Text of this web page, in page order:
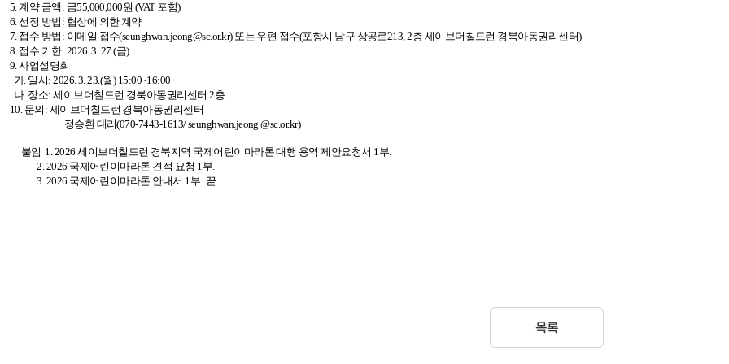
5.계약 금액: 금55,000,000원 (VAT 포함)
6.선정 방법: 협상에 의한 계약
7. 접수 방법: 이메일 접수(seunghwan.jeong@sc.or.kr) 또는 우편 접수(포항시 남구 상공로213, 2층 세이브더칠드런 경북아동권리센터)
8. 접수 기한: 2026. 3. 27.(금)
9.사업설명회
가. 일시: 2026. 3. 23.(월) 15:00~16:00
나. 장소: 세이브더칠드런 경북아동권리센터 2층
10. 문의: 세이브더칠드런 경북아동권리센터
정승환 대리(070-7443-1613/ seunghwan.jeong @sc.or.kr)
붙임 1. 2026 세이브더칠드런 경북지역 국제어린이마라톤 대행 용역 제안요청서 1부.
2. 2026 국제어린이마라톤 견적 요청 1부.
3. 2026 국제어린이마라톤 안내서 1부. 끝.
목록